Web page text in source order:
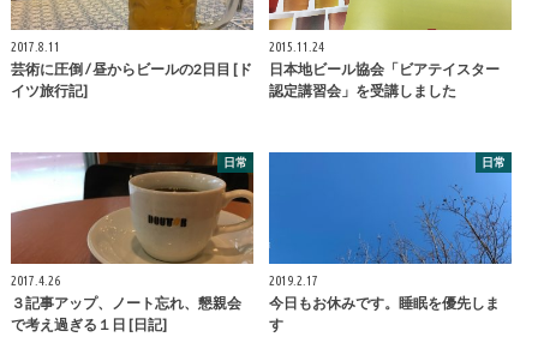
2017.8.11
芸術に圧倒 / 昼からビールの2日目 [ド
イツ旅行記]
2015.11.24
日本地ビール協会「ビアテイスター
認定講習会」を受講しました
日常
2017.4.26
３記事アップ、ノート忘れ、懇親会
で考え過ぎる１日 [日記]
日常
2019.2.17
今日もお休みです。睡眠を優先しま
す